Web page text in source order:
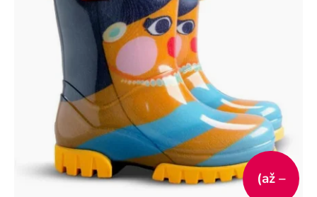
(až –